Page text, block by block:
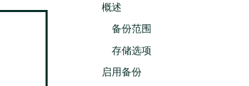
概述
备份范围
存储选项
启用备份